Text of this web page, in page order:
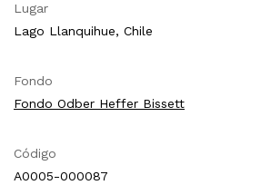
Lugar
Lago Llanquihue, Chile
Fondo
Fondo Odber Heffer Bissett
Código
A0005-000087